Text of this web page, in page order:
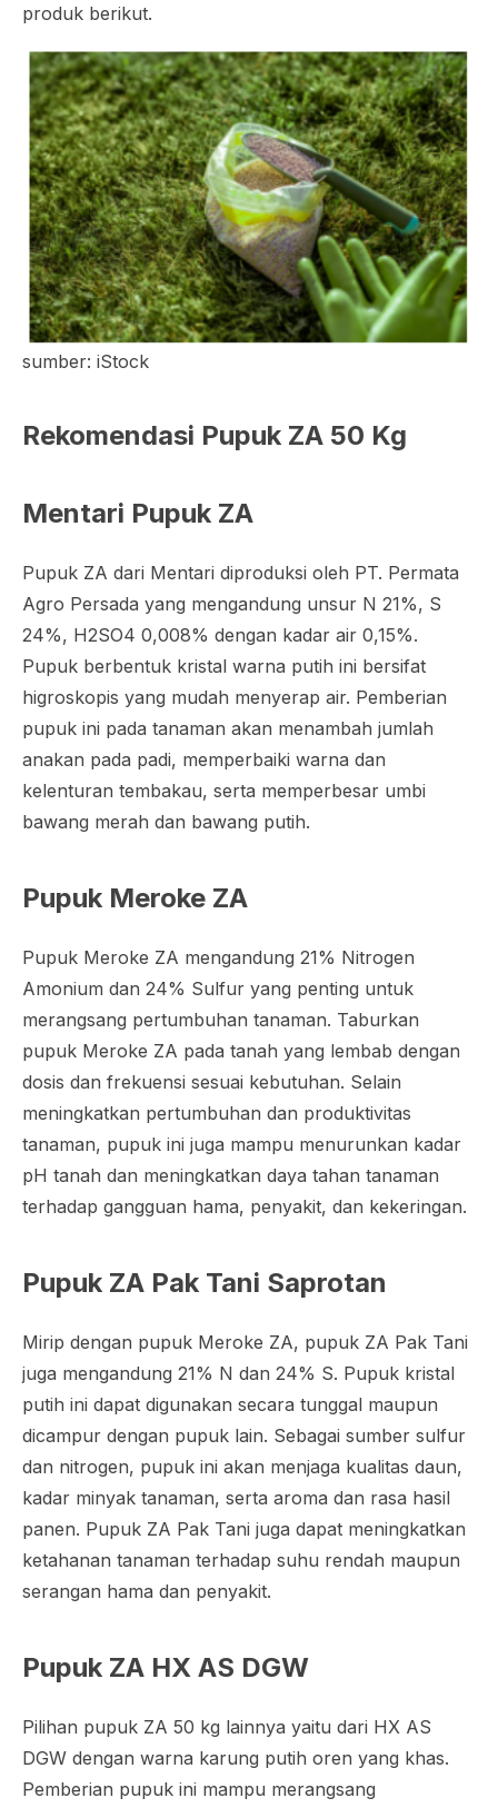
produk berikut.
sumber: iStock
Rekomendasi Pupuk ZA 50 Kg
Mentari Pupuk ZA
Pupuk ZA dari Mentari diproduksi oleh PT. Permata
Agro Persada yang mengandung unsur N 21%, S
24%, H2SO4 0,008% dengan kadar air 0,15%.
Pupuk berbentuk kristal warna putih ini bersifat
higroskopis yang mudah menyerap air. Pemberian
pupuk ini pada tanaman akan menambah jumlah
anakan pada padi, memperbaiki warna dan
kelenturan tembakau, serta memperbesar umbi
bawang merah dan bawang putih.
Pupuk Meroke ZA
Pupuk Meroke ZA mengandung 21% Nitrogen
Amonium dan 24% Sulfur yang penting untuk
merangsang pertumbuhan tanaman. Taburkan
pupuk Meroke ZA pada tanah yang lembab dengan
dosis dan frekuensi sesuai kebutuhan. Selain
meningkatkan pertumbuhan dan produktivitas
tanaman, pupuk ini juga mampu menurunkan kadar
pH tanah dan meningkatkan daya tahan tanaman
terhadap gangguan hama, penyakit, dan kekeringan.
Pupuk ZA Pak Tani Saprotan
Mirip dengan pupuk Meroke ZA, pupuk ZA Pak Tani
juga mengandung 21% N dan 24% S. Pupuk kristal
putih ini dapat digunakan secara tunggal maupun
dicampur dengan pupuk lain. Sebagai sumber sulfur
dan nitrogen, pupuk ini akan menjaga kualitas daun,
kadar minyak tanaman, serta aroma dan rasa hasil
panen. Pupuk ZA Pak Tani juga dapat meningkatkan
ketahanan tanaman terhadap suhu rendah maupun
serangan hama dan penyakit.
Pupuk ZA HX AS DGW
Pilihan pupuk ZA 50 kg lainnya yaitu dari HX AS
DGW dengan warna karung putih oren yang khas.
Pemberian pupuk ini mampu merangsang